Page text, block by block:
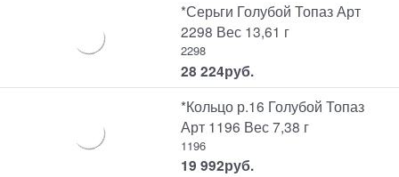
*Серьги Голубой Топаз Арт
2298 Вес 13,61 г
2298
28 224руб.
*Кольцо р.16 Голубой Топаз
Арт 1196 Вес 7,38 г
1196
19 992руб.